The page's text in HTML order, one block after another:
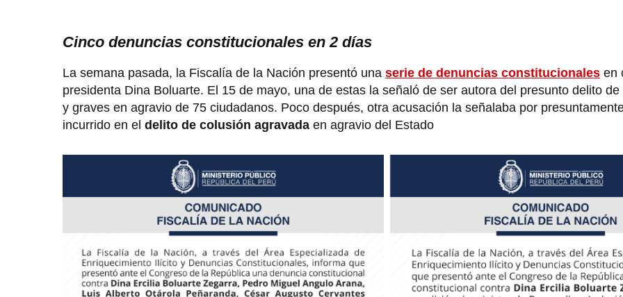
Cinco denuncias constitucionales en 2 días
La semana pasada, la Fiscalía de la Nación presentó una serie de denuncias constitucionales en
presidenta Dina Boluarte. El 15 de mayo, una de estas la señaló de ser autora del presunto delito
y graves en agravio de 75 ciudadanos. Poco después, otra acusación la señalaba por
incurrido en el delito de colusión agravada en agravio del Estado